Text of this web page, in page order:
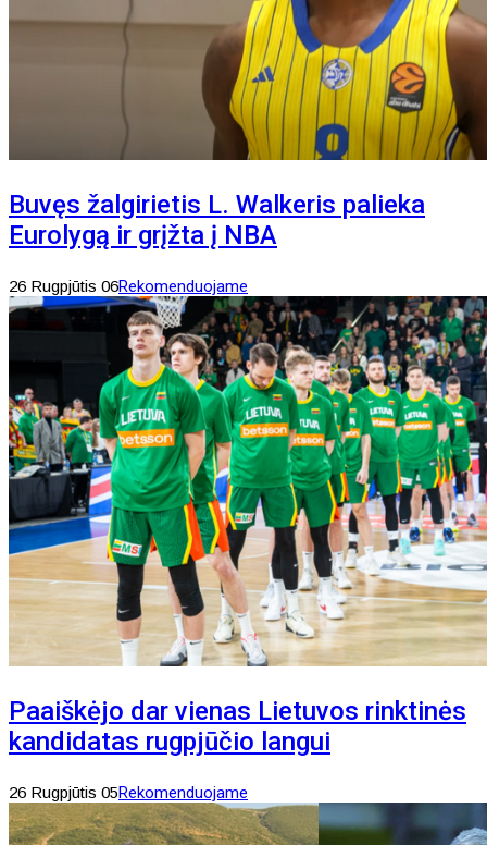
Buvęs žalgirietis L. Walkeris palieka
Eurolygą ir grįžta į NBA
26 Rugpjūtis 06Rekomenduojame
Paaiškėjo dar vienas Lietuvos rinktinės
kandidatas rugpjūčio langui
26 Rugpjūtis 05Rekomenduojame